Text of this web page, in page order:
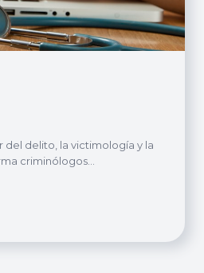
del delito, la victimología y la
criminólogos...